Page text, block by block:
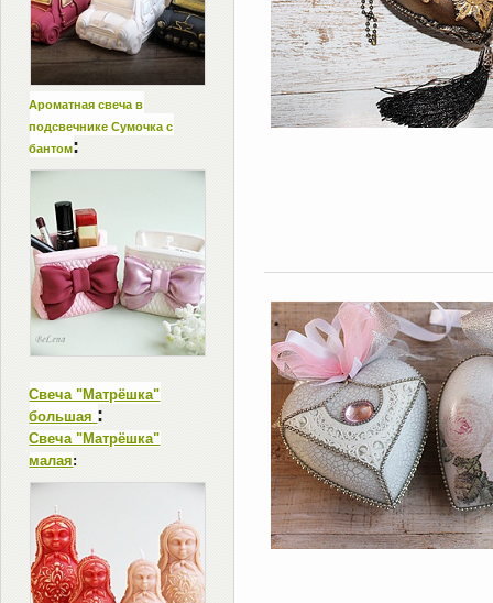
Ароматная свеча в
подсвечнике Сумочка с
бантом:
Свеча "Матрёшка"
большая :
Свеча "Матрёшка"
малая: